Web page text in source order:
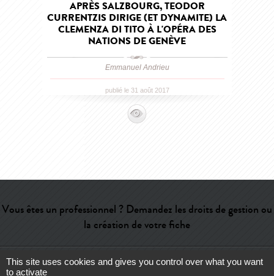
APRÈS SALZBOURG, TEODOR
CURRENTZIS DIRIGE (ET DYNAMITE) LA
CLEMENZA DI TITO À L'OPÉRA DES
NATIONS DE GENÈVE
Emmanuel Andrieu
publié le 31 août 2017
Vous êtes un professionnel ? Demandez les droits de gestion ou
la création de votre fiche
Aide-Contact-Admin-Lexique-CGU-Qui sommes-nous ?-
This site uses cookies and gives you control over what you want
to activate